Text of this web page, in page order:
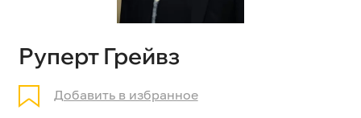
Руперт Грейвз
Добавить в избранное